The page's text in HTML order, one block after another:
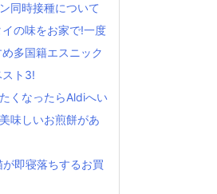
同時接種について
の味をお家で!一度
多国籍エスニック
スト3!
くなったらAldiへい
味しいお煎餅があ
が即寝落ちするお買